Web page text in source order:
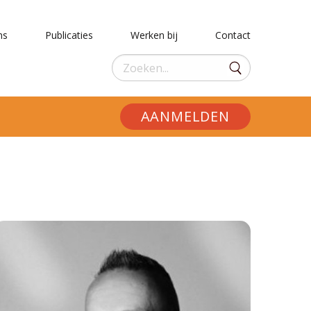
Publicaties Werken bij Contact
AANMELDEN